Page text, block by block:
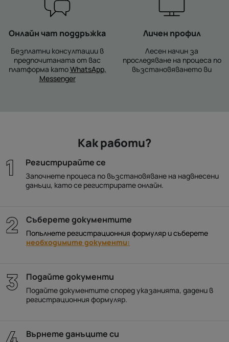
Онлайн чат поддръжка
Безплатни консултации в
предпочитаната от вас
платформа катоWhatsApp,
Messenger
Личен профил
Лесен начин за
проследяване на процеса по
възстановяването ви
Как работи?
Регистрирайте се
Започнете процеса по възстановяване на надвнесени
данъци, като се регистрирате онлайн.
Съберете документите
Попълнете регистрационния формуляр и съберете
необходимите документи:
Подайте документи
Подайте документите според указанията, дадени в
регистрационния формуляр.
Върнете данъците си